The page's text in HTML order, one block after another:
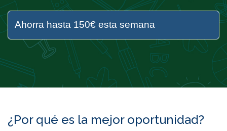
Ahorra hasta 150€ esta semana
¿Por qué es la mejor oportunidad?